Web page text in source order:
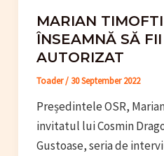
MARIAN
ÎNSEAMNĂ SĂ
AUTORIZAT
Toader/ 30 September 2022
Președintele OSR,
invitatul lui Cosmin
Gustoase, seria de